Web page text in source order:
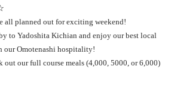
all planned out for exciting weekend!
to Yadoshita Kichian and enjoy our best local
our Omotenashi hospitality!
out our full course meals (4,000, 5000, or 6,000)